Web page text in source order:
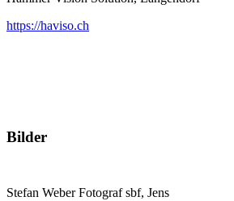
https://haviso.ch
Bilder
Stefan Weber Fotograf sbf, Jens